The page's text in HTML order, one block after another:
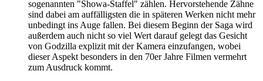
sogenannten "Showa-Staffel" zählen. Hervorstehende Zähne
sind dabei am auffälligsten die in späteren Werken nicht mehr
unbedingt ins Auge fallen. Bei diesem Beginn der Saga wird
außerdem auch nicht so viel Wert darauf gelegt das Gesicht
von Godzilla explizit mit der Kamera einzufangen, wobei
dieser Aspekt besonders in den 70er Jahre Filmen vermehrt
zum Ausdruck kommt.